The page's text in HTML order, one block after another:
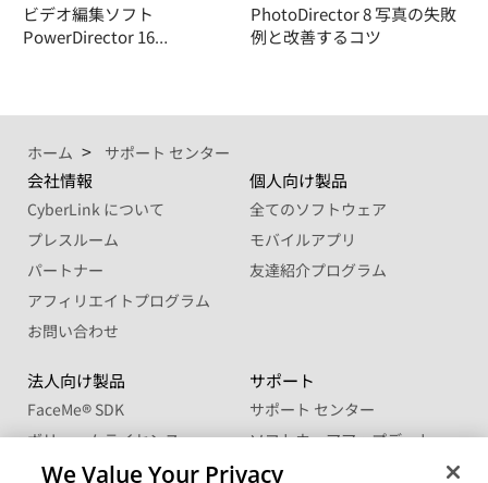
ビデオ編集ソフト
PowerDirector 16…
PhotoDirector 8 写真の失敗
例と改善するコツ
ホーム サポート センター
会社情報
CyberLink について
プレスルーム
パートナー
アフィリエイトプログラム
お問い合わせ
個人向け製品
全てのソフトウェア
モバイルアプリ
友達紹介プログラム
法人向け製品
FaceMe® SDK
ボリュームライセンス
学生・教職員向け優待販売
サポート
サポート センター
ソフトウェアアップデート
ラーニングセンター
We Value Your Privacy